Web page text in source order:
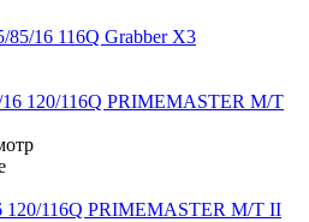
85/16 116Q Grabber X3
120/116Q PRIMEMASTER M/T II